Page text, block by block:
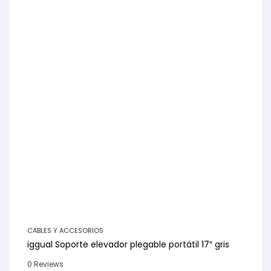
CABLES Y ACCESORIOS
iggual Soporte elevador plegable portátil 17″ gris
0 Reviews